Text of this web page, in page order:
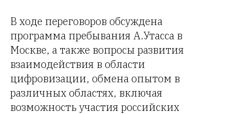
В ходе переговоров обсуждена
программа пребывания А.Утасса в
Москве, а также вопросы развития
взаимодействия в области
цифровизации, обмена опытом в
различных областях, включая
возможность участия российских